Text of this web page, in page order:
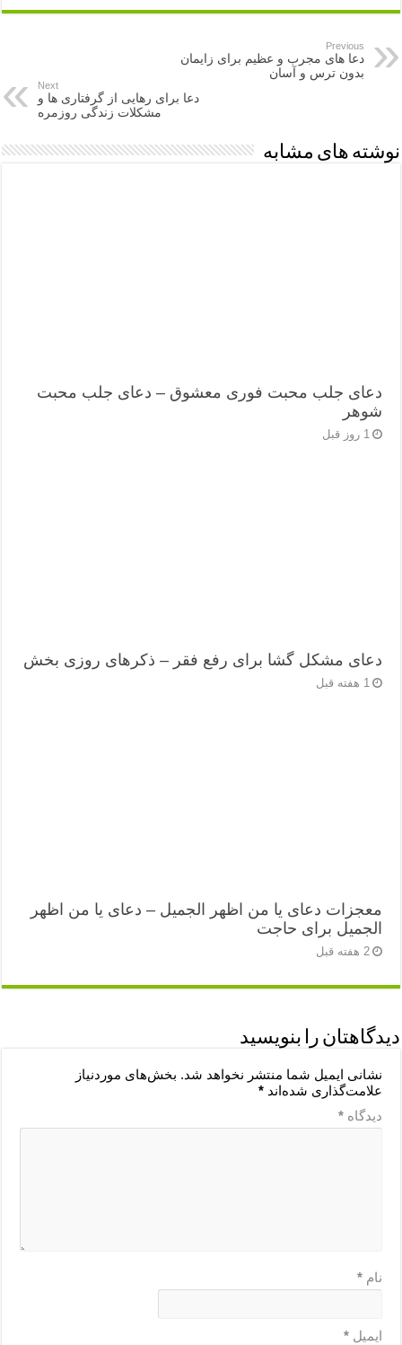
Previous
دعا های مجرب و عظیم برای زایمان
بدون ترس و آسان
Next
دعا برای رهایی از گرفتاری ها و
مشکلات زندگی روزمره
نوشته های مشابه
دعای جلب محبت فوری معشوق – دعای جلب محبت
شوهر
1 روز قبل
دعای مشکل گشا برای رفع فقر – ذکرهای روزی‌ بخش
1 هفته قبل
معجزات دعای یا من اظهر الجمیل – دعای یا من اظهر
الجمیل برای حاجت
2 هفته قبل
دیدگاهتان را بنویسید
نشانی ایمیل شما منتشر نخواهد شد. بخش‌های موردنیاز
علامت‌گذاری شده‌اند*
دیدگاه*
نام*
ایمیل*